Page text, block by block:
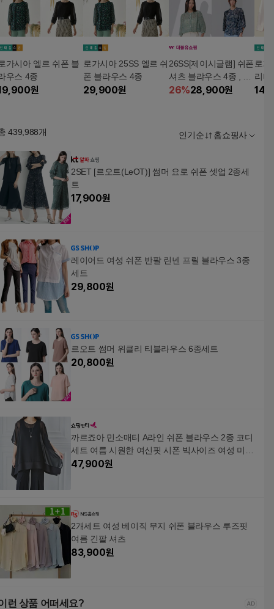
가시아 엘르 쉬폰 블
우스 4종
원
로가시아 25SS 엘르 쉬
폰 블라우스 4종
29,900원
26SS[제이시글램] 쉬폰
셔츠 블랴우스 4종 , 여
성
26%28,900원
로가
리터
스 4
439,988개 인기순 홈쇼핑사
2SET [르오트(LeOT)] 썸머 요로 쉬폰 셋업 2종세
트
17,900원
레이어드 여성 쉬폰 반팔 린넨 프릴 블라우스 3종
세트
29,800원
르오트 썸머 위클리 티블라우스 6종세트
20,800원
까르죠아 민소매티 A라인 쉬폰 블라우스 2종 코디
세트 여름 시원한 여신핏 시폰 빅사이즈 여성 미시
의류
47,900원
2개세트 여성 베이직 무지 쉬폰 블라우스 루즈핏
여름 긴팔 셔츠
83,900원
런 상품 어떠세요?